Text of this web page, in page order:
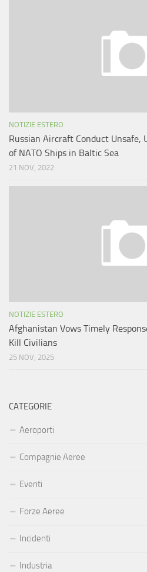
NOTIZIE ESTERO
Russian Aircraft Conduct Unsafe,
of NATO Ships in Baltic Sea
21 NOV, 2022
NOTIZIE ESTERO
Afghanistan Vows Timely
Kill Civilians
25 NOV, 2025
CATEGORIE
Aeroporti
Compagnie Aeree
Eventi
Forze Aeree
Incidenti
Industria